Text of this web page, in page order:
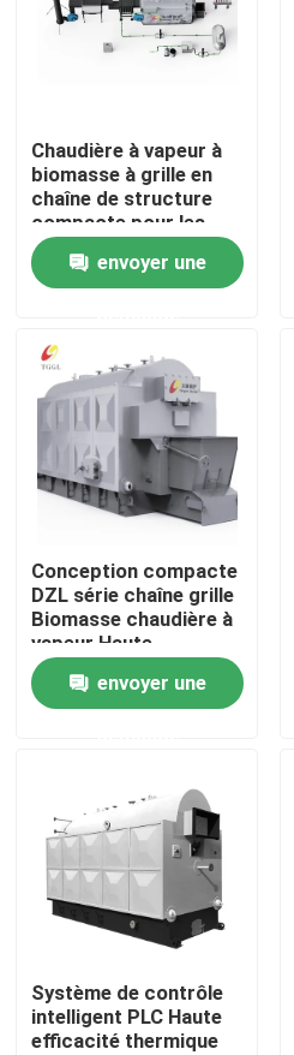
Maison
Produits
Vidéos
Au sujet de nous
Visite d'usine
Contactez-nous
Nouvelles
Chaudière à gazole
Chaudière à vapeur à
biomasse à grille en
chaîne de structure
compacte pour les
écoles
envoyer une
Conception compacte
DZL série chaîne grille
Biomasse chaudière à
vapeur Haute
efficacité thermique
envoyer une
Système de contrôle
intelligent PLC Haute
efficacité thermique